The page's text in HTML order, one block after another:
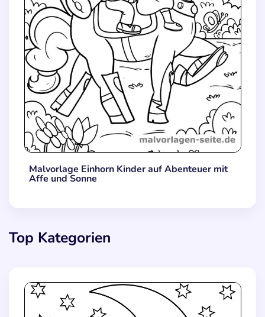
Malvorlage Einhorn Kinder auf Abenteuer mit
Affe und Sonne
Top Kategorien